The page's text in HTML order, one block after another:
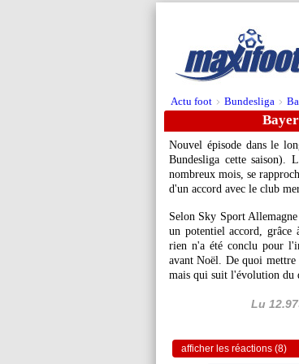
Actu foot > Bundesliga >
Nouvel épisode dans le
Bundesliga cette saison).
nombreux mois, se
d'un accord avec le club
Selon Sky Sport
un potentiel accord, grâce
rien n'a été conclu pour
avant Noël. De quoi mettre
mais qui suit l'évolution du
Lu
afficher les réactions (8)